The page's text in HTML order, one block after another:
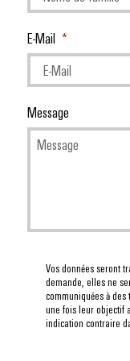
bâtiment
pour
spécifiques
de
Des
solutions
pour
relever
les
Solutions
et
solutions
Solutions
gestion
de
l'énergie
Câblage
API
et
migration
Boîtiers
laboratoire
Support
produit
PSIRT
Réseau
de
IIoT
et
votre
pour
vos
solutions
d'IIoT
Boutique
en
Registration
catalogue
Liste
de
prix
ALL
E-Mail
Message
Vos données seront
demande, elles ne
communiquées à
une fois leur objectif
indication contraire